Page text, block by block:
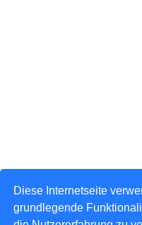
Diese Internetseite
grundlegende